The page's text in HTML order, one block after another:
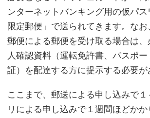
ンターネットバンキング用の仮パス
限定郵便」で送られてきます。な
郵便による郵便を受け取る場合は
人確認資料（運転免許書、パスポ
証）を配達する方に提示する必要が
ここまで、郵送による申し込みで
リによる申し込みで１週間ほどか